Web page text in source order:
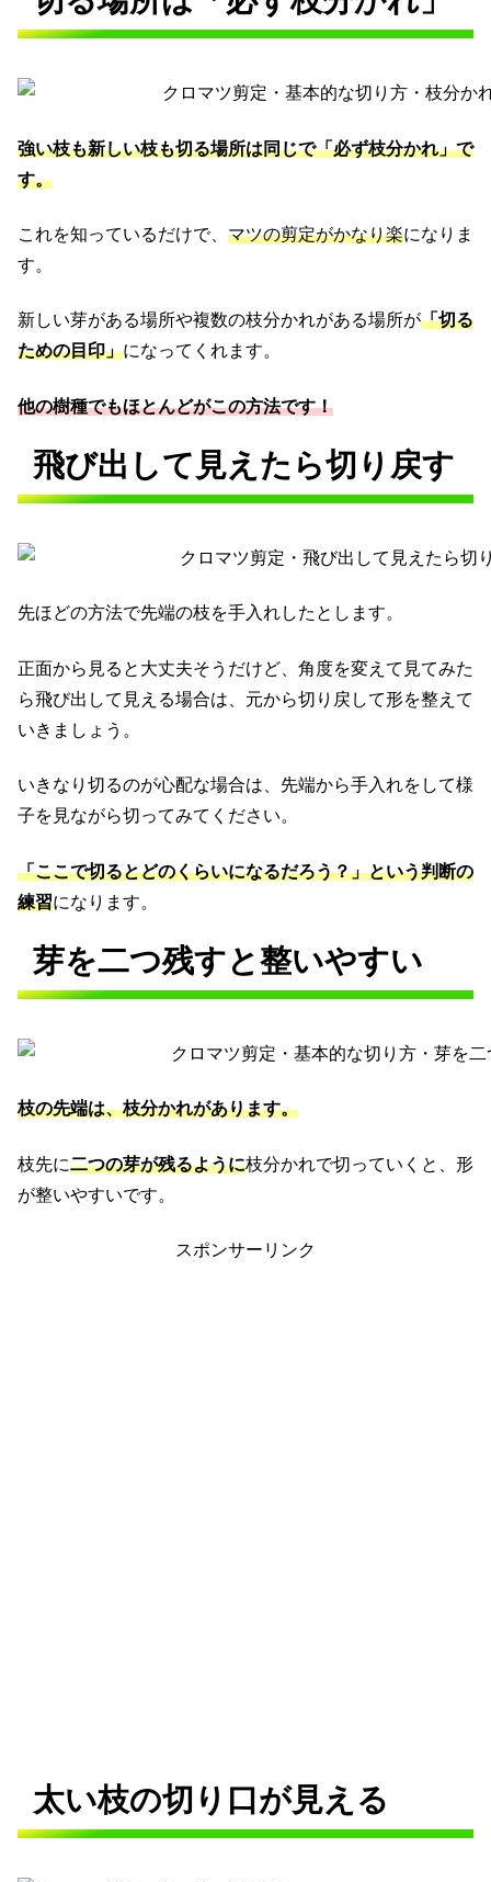
強い枝も新しい枝も切る場所は同じで「必ず枝分かれ」で
す。
これを知っているだけで、 マツの剪定がかなり楽になりま
す。
新しい芽がある場所や複数の枝分かれがある場所が「切る
ための目印」になってくれます。
他の樹種でもほとんどがこの方法です！
飛び出して見えたら切り戻す
先ほどの方法で先端の枝を手入れしたとします。
正面から見ると大丈夫そうだけど、角度を変えて見てみた
ら飛び出して見える場合は、元から切り戻して形を整えて
いきましょう。
いきなり切るのが心配な場合は、先端から手入れをして様
子を見ながら切ってみてください。
「ここで切るとどのくらいになるだろう？」という判断の
練習になります。
芽を二つ残すと整いやすい
枝の先端は、枝分かれがあります。
枝先に二つの芽が残るように枝分かれで切っていくと、形
が整いやすいです。
スポンサーリンク
太い枝の切り口が見える